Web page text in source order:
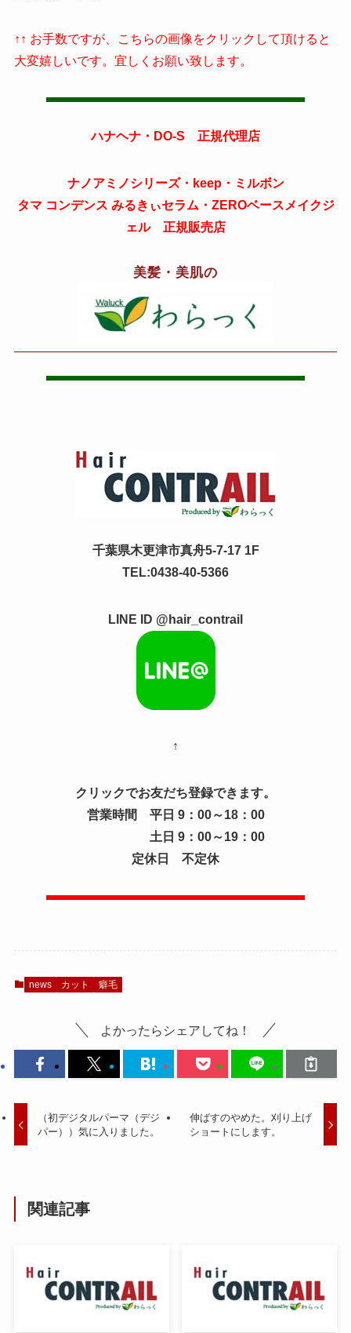
↑↑ お手数ですが、こちらの画像をクリックして頂けると
大変嬉しいです。宜しくお願い致します。
ハナヘナ・DO-S 正規代理店
ナノアミノシリーズ・keep・ミルボン
タマ コンデンス みるきぃセラム・ZEROベースメイクジ
ェル 正規販売店
美髪・美肌の
千葉県木更津市真舟5-7-17 1F
TEL:0438-40-5366
LINE ID @hair_contrail
↑
クリックでお友だち登録できます。
営業時間 平日 9：00～18：00
土日 9：00～19：00
定休日 不定休
news カット 癖毛
よかったらシェアしてね！
（初デジタルパーマ（デジ
パー））気に入りました。
伸ばすのやめた。刈り上げ
ショートにします。
関連記事